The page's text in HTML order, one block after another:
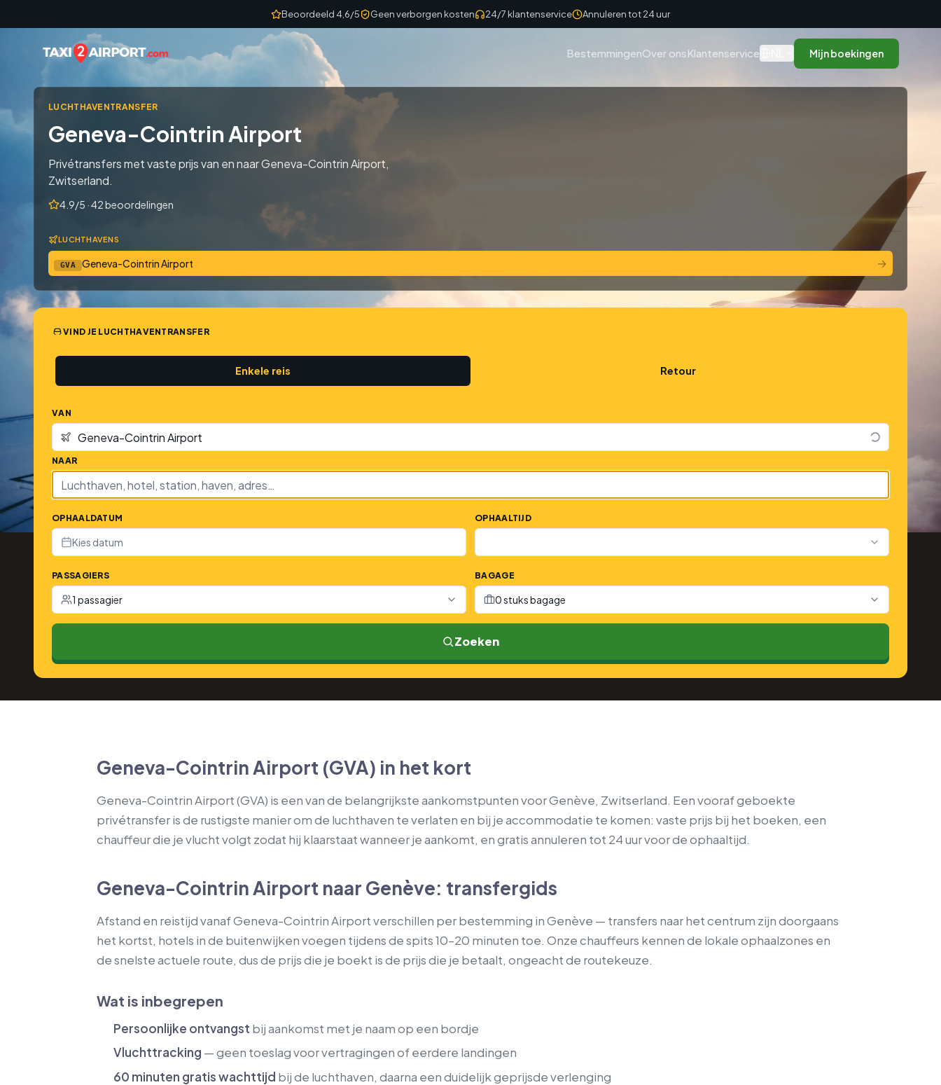
Beoordeeld 4,6/5 Geen verborgen kosten 24/7 klantenservice Annuleren tot 24 uur
BestemmingenOver onsKlantenservice Mijn boekingen
LUCHTHAVENTRANSFER
Geneva-Cointrin Airport
Privétransfers met vaste prijs van en naar Geneva-Cointrin Airport,
Zwitserland.
4.9/5 · 42 beoordelingen
LUCHTHAVENS
GVA Geneva-Cointrin Airport →
VIND JE LUCHTHAVENTRANSFER
Enkele reis Retour
VAN
NAAR
OPHAALDATUM
Kies datum
OPHAALTIJD
PASSAGIERS
1 passagier
BAGAGE
0 stuks bagage
Zoeken
Geneva-Cointrin Airport (GVA) in het kort
Geneva-Cointrin Airport (GVA) is een van de belangrijkste aankomstpunten voor Genève, Zwitserland. Een vooraf geboekte
privétransfer is de rustigste manier om de luchthaven te verlaten en bij je accommodatie te komen: vaste prijs bij het boeken, een
chauffeur die je vlucht volgt zodat hij klaarstaat wanneer je aankomt, en gratis annuleren tot 24 uur voor de ophaaltijd.
Geneva-Cointrin Airport naar Genève: transfergids
Afstand en reistijd vanaf Geneva-Cointrin Airport verschillen per bestemming in Genève — transfers naar het centrum zijn doorgaans
het kortst, hotels in de buitenwijken voegen tijdens de spits 10–20 minuten toe. Onze chauffeurs kennen de lokale ophaalzones en
de snelste actuele route, dus de prijs die je boekt is de prijs die je betaalt, ongeacht de routekeuze.
Wat is inbegrepen
Persoonlijke ontvangst bij aankomst met je naam op een bordje
Vluchttracking — geen toeslag voor vertragingen of eerdere landingen
60 minuten gratis wachttijd bij de luchthaven, daarna een duidelijk geprijsde verlenging